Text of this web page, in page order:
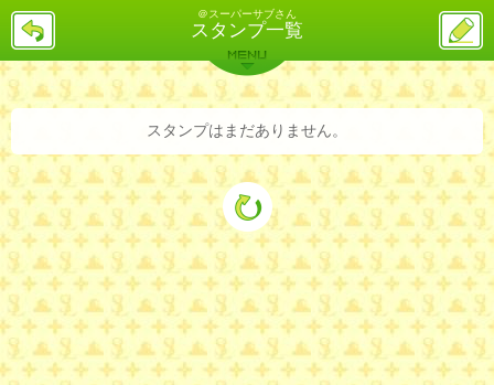
＠スーパーサブさん
スタンプ一覧
戻
ス
投
稿
バックナンバー 詳細検索 ランキング
MENU
スタンプはまだありません。